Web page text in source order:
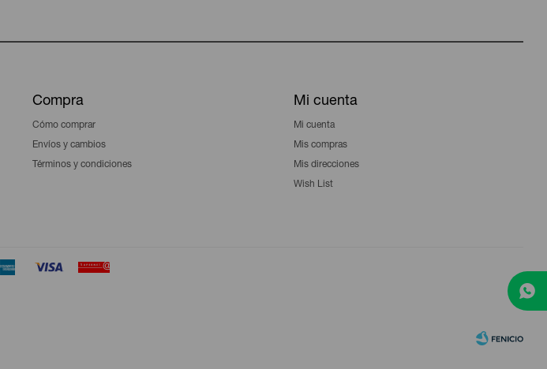
Compra
Cómo comprar
Envíos y cambios
Términos y condiciones
Mi cuenta
Mi cuenta
Mis compras
Mis direcciones
Wish List